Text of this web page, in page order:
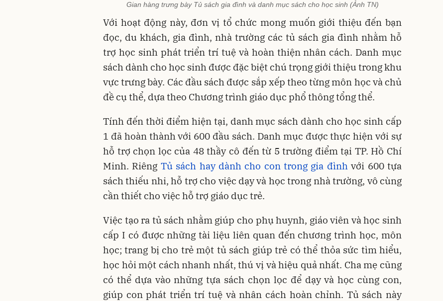
Gian hàng trưng bày Tủ sách gia đình và danh mục sách cho học sinh (Ảnh TN)
Với hoạt động này, đơn vị tổ chức mong muốn giới thiệu đến bạn
đọc, du khách, gia đình, nhà trường các tủ sách gia đình nhằm hỗ
trợ học sinh phát triển trí tuệ và hoàn thiện nhân cách. Danh mục
sách dành cho học sinh được đặc biệt chú trọng giới thiệu trong khu
vực trưng bày. Các đầu sách được sắp xếp theo từng môn học và chủ
đề cụ thể, dựa theo Chương trình giáo dục phổ thông tổng thể.
Tính đến thời điểm hiện tại, danh mục sách dành cho học sinh cấp
1 đã hoàn thành với 600 đầu sách. Danh mục được thực hiện với sự
hỗ trợ chọn lọc của 48 thầy cô đến từ 5 trường điểm tại TP. Hồ Chí
Minh. Riêng Tủ sách hay dành cho con trong gia đìnhvới 600 tựa
sách thiếu nhi, hỗ trợ cho việc dạy và học trong nhà trường, vô cùng
cần thiết cho việc hỗ trợ giáo dục trẻ.
Việc tạo ra tủ sách nhằm giúp cho phụ huynh, giáo viên và học sinh
cấp I có được những tài liệu liên quan đến chương trình học, môn
học; trang bị cho trẻ một tủ sách giúp trẻ có thể thỏa sức tìm hiểu,
học hỏi một cách nhanh nhất, thú vị và hiệu quả nhất. Cha mẹ cũng
có thể dựa vào những tựa sách chọn lọc để dạy và học cùng con,
giúp con phát triển trí tuệ và nhân cách hoàn chỉnh. Tủ sách này